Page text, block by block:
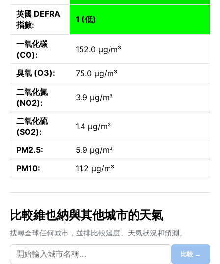
英國 DEFRA
指數:
1 (低)
一氧化碳
(CO):
152.0 µg/m³
臭氧 (O3):
75.0 µg/m³
二氧化氮
(NO2):
3.9 µg/m³
二氧化硫
(SO2):
1.4 µg/m³
PM2.5:
5.9 µg/m³
PM10:
11.2 µg/m³
比較維也納與其他城市的天氣
搜尋全球任何城市，並排比較溫度、天氣狀況和預測。
比較 →